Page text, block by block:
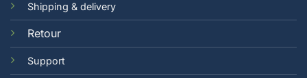
Shipping & delivery
Retour
Support